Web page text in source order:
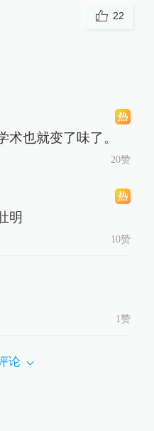
22
术也就变了味了。
20赞
明
10赞
1赞
论